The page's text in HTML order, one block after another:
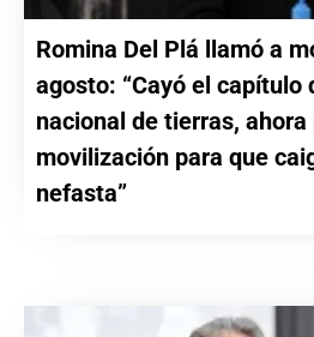
Romina Del Plá llamó a
agosto: “Cayó el capítulo
nacional de tierras,
movilización para que
nefasta”